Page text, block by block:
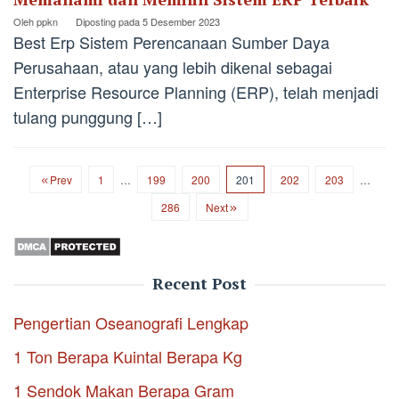
Olehppkn Diposting pada5 Desember 2023
Best Erp Sistem Perencanaan Sumber Daya
Perusahaan, atau yang lebih dikenal sebagai
Enterprise Resource Planning (ERP), telah menjadi
tulang punggung […]
Prev 1 … 199 200 201 202 203
…
286
Next
Recent Post
Pengertian Oseanografi Lengkap
1 Ton Berapa Kuintal Berapa Kg
1 Sendok Makan Berapa Gram